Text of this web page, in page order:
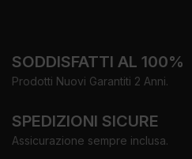
SODDISFATTI AL 100%
Prodotti Nuovi Garantiti 2 Anni.
SPEDIZIONI SICURE
Assicurazione sempre inclusa.